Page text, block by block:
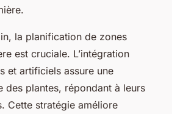
la planification de zones
est cruciale. L’intégration
et artificiels assure une
des plantes, répondant à leurs
Cette stratégie améliore